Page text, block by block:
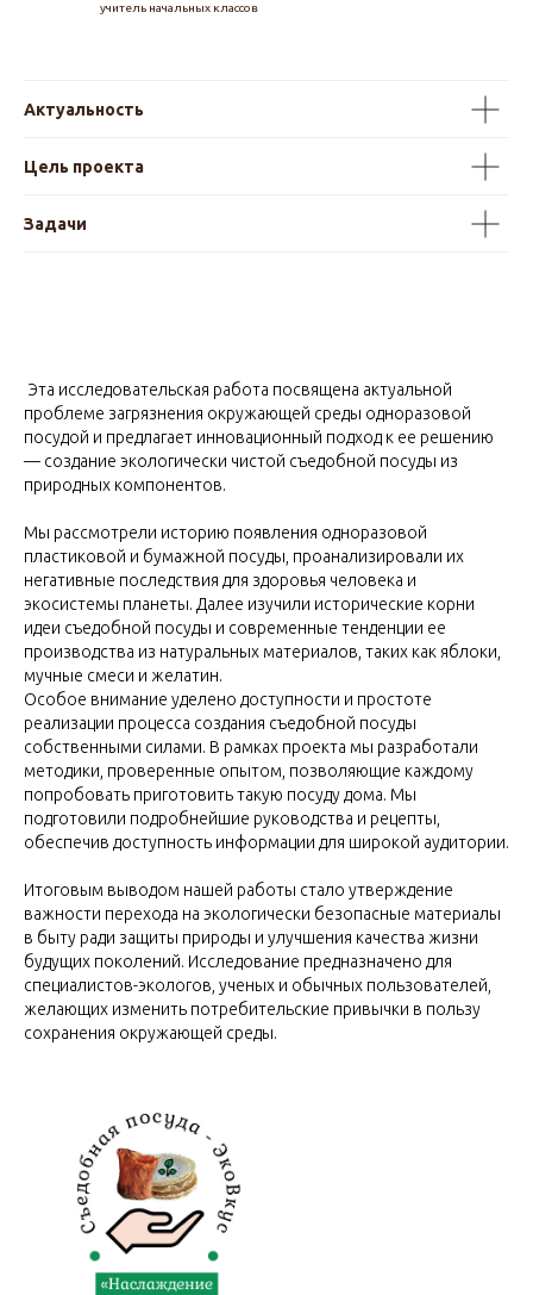
учитель начальных классов
Актуальность
Цель проекта
Задачи
Эта исследовательская работа посвящена актуальной
проблеме загрязнения окружающей среды одноразовой
посудой и предлагает инновационный подход к ее решению
— создание экологически чистой съедобной посуды из
природных компонентов.
Мы рассмотрели историю появления одноразовой
пластиковой и бумажной посуды, проанализировали их
негативные последствия для здоровья человека и
экосистемы планеты. Далее изучили исторические корни
идеи съедобной посуды и современные тенденции ее
производства из натуральных материалов, таких как яблоки,
мучные смеси и желатин.
Особое внимание уделено доступности и простоте
реализации процесса создания съедобной посуды
собственными силами. В рамках проекта мы разработали
методики, проверенные опытом, позволяющие каждому
попробовать приготовить такую посуду дома. Мы
подготовили подробнейшие руководства и рецепты,
обеспечив доступность информации для широкой аудитории.
Итоговым выводом нашей работы стало утверждение
важности перехода на экологически безопасные материалы
в быту ради защиты природы и улучшения качества жизни
будущих поколений. Исследование предназначено для
специалистов-экологов, ученых и обычных пользователей,
желающих изменить потребительские привычки в пользу
сохранения окружающей среды.